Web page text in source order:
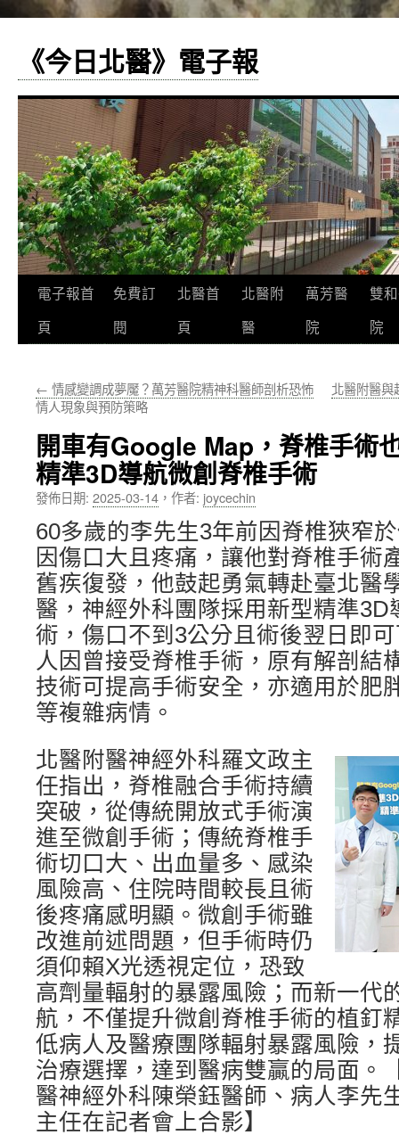
《今日北醫》電子報
跳
至
要
容
電子報首
頁
免費訂
閱
北醫首
頁
北醫附
醫
萬芳醫
院
雙
院
← 情感變調成夢魘？萬芳醫院精神科醫師剖析恐怖
情人現象與預防策略
北醫附醫與
開車有Google Map，脊椎手術
精準3D導航微創脊椎手術
發佈日期: 2025-03-14 ， 作者: joycechin
60多歲的李先生3年前因脊椎狹窄
因傷口大且疼痛，讓他對脊椎手術
舊疾復發，他鼓起勇氣轉赴臺北醫
醫，神經外科團隊採用新型精準3D
術，傷口不到3公分且術後翌日即
人因曾接受脊椎手術，原有解剖結
技術可提高手術安全，亦適用於肥
等複雜病情。
北醫附醫神經外科羅文政主
任指出，脊椎融合手術持續
突破，從傳統開放式手術演
進至微創手術；傳統脊椎手
術切口大、出血量多、感染
風險高、住院時間較長且術
後疼痛感明顯。微創手術雖
改進前述問題，但手術時仍
須仰賴X光透視定位，恐致
高劑量輻射的暴露風險；而新一代
航，不僅提升微創脊椎手術的植釘
低病人及醫療團隊輻射暴露風險，
治療選擇，達到醫病雙贏的局面。
醫神經外科陳榮鈺醫師、病人李先
主任在記者會上合影】